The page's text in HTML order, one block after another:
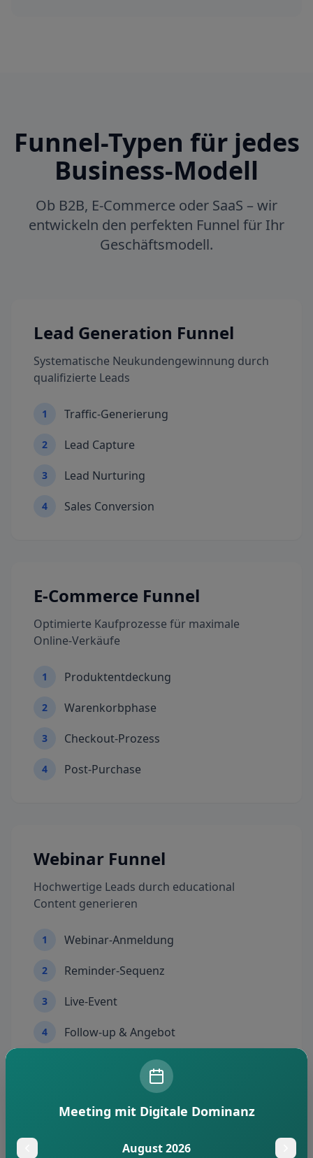
Funnel-Typen für jedes
Business-Modell
Ob B2B, E-Commerce oder SaaS – wir
entwickeln den perfekten Funnel für Ihr
Geschäftsmodell.
Lead Generation Funnel
Systematische Neukundengewinnung durch
qualifizierte Leads
1 Traffic-Generierung
2 Lead Capture
3 Lead Nurturing
4 Sales Conversion
E-Commerce Funnel
Optimierte Kaufprozesse für maximale
Online-Verkäufe
1 Produktentdeckung
2 Warenkorbphase
3 Checkout-Prozess
4 Post-Purchase
Webinar Funnel
Hochwertige Leads durch educational
Content generieren
1 Webinar-Anmeldung
2 Reminder-Sequenz
3 Live-Event
4 Follow-up & Angebot
SaaS Funnel
Trial-to-Customer Strategien für Software-
Meeting mit Digitale Dominanz
August 2026